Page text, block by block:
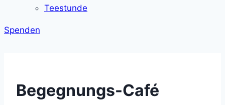
Teestunde
Spenden
Begegnungs-Café